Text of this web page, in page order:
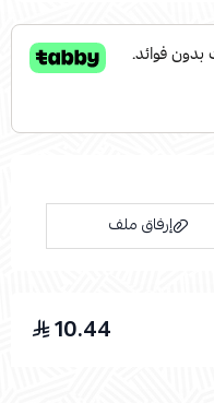
إرفاق ملف
10.44